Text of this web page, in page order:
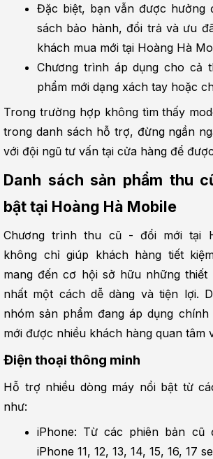
Đặc biệt, bạn vẫn được hưởng
sách bảo hành, đổi trả và ưu
khách mua mới tại Hoàng Hà
Chương trình áp dụng cho cả
phẩm mới dạng xách tay hoặc
Trong trường hợp không tìm thấy
trong danh sách hỗ trợ, đừng ngần
với đội ngũ tư vấn tại cửa hàng để
Danh sách sản phẩm thu
bật tại Hoàng Hà Mobile
Chương trình thu cũ - đổi mới tại
không chỉ giúp khách hàng tiết
mang đến cơ hội sở hữu những thiết
nhất một cách dễ dàng và tiện lợi.
nhóm sản phẩm đang áp dụng
mới được nhiều khách hàng quan tâm
Điện thoại thông minh
Hỗ trợ nhiều dòng máy nổi bật từ
như:
iPhone: Từ các phiên bản cũ
iPhone 11, 12, 13, 14, 15, 16, 17